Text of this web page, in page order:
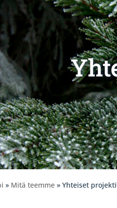
» Mitä teemme » Yhteiset